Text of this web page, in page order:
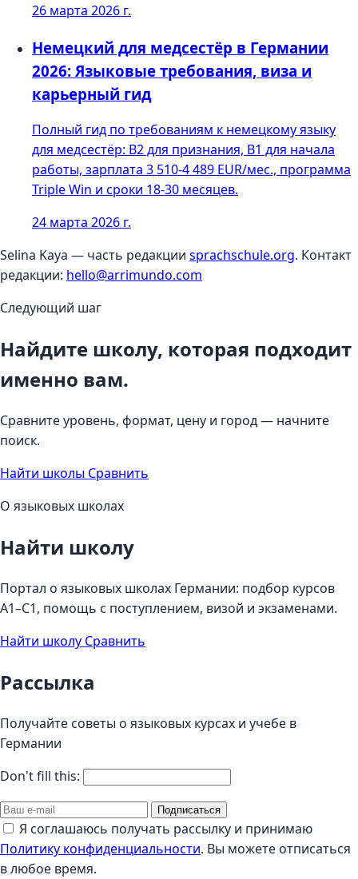
26 марта 2026 г.
Немецкий для медсестёр в Германии
2026: Языковые требования, виза и
карьерный гид
Полный гид по требованиям к немецкому языку
для медсестёр: B2 для признания, B1 для начала
работы, зарплата 3 510-4 489 EUR/мес., программа
Triple Win и сроки 18-30 месяцев.
24 марта 2026 г.
Selina Kaya — часть редакции sprachschule.org. Контакт
редакции: hello@arrimundo.com
Следующий шаг
Найдите школу, которая подходит
именно вам.
Сравните уровень, формат, цену и город — начните
поиск.
Найти школы Сравнить
О языковых школах
Найти школу
Портал о языковых школах Германии: подбор курсов
A1–C1, помощь с поступлением, визой и экзаменами.
Найти школу Сравнить
Рассылка
Получайте советы о языковых курсах и учебе в
Германии
Don't fill this:
Подписаться
Я соглашаюсь получать рассылку и принимаю
Политику конфиденциальности. Вы можете отписаться
в любое время.